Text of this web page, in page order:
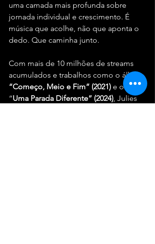
uma camada mais profunda sobre
jornada individual e crescimento. É
música que acolhe, não que aponta o
dedo. Que caminha junto.
Com mais de 10 milhões de streams
acumulados e trabalhos como o álbum
“Começo, Meio e Fim” (2021) e o EP
“Uma Parada Diferente” (2024), Julies